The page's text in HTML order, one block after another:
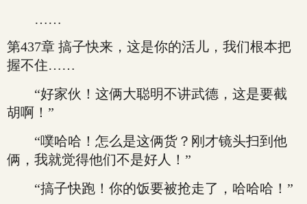
……
第437章 搞子快来，这是你的活儿，我们根本把
握不住……
“好家伙！这俩大聪明不讲武德，这是要截
胡啊！”
“噗哈哈！怎么是这俩货？刚才镜头扫到他
俩，我就觉得他们不是好人！”
“搞子快跑！你的饭要被抢走了，哈哈哈！”